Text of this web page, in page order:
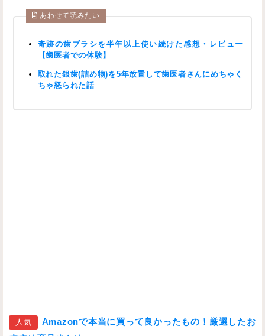
あわせて読みたい
奇跡の歯ブラシを半年以上使い続けた感想・レビュー
【歯医者での体験】
取れた銀歯(詰め物)を5年放置して歯医者さんにめちゃく
ちゃ怒られた話
人気
Amazonで本当に買って良かったもの！厳選したお